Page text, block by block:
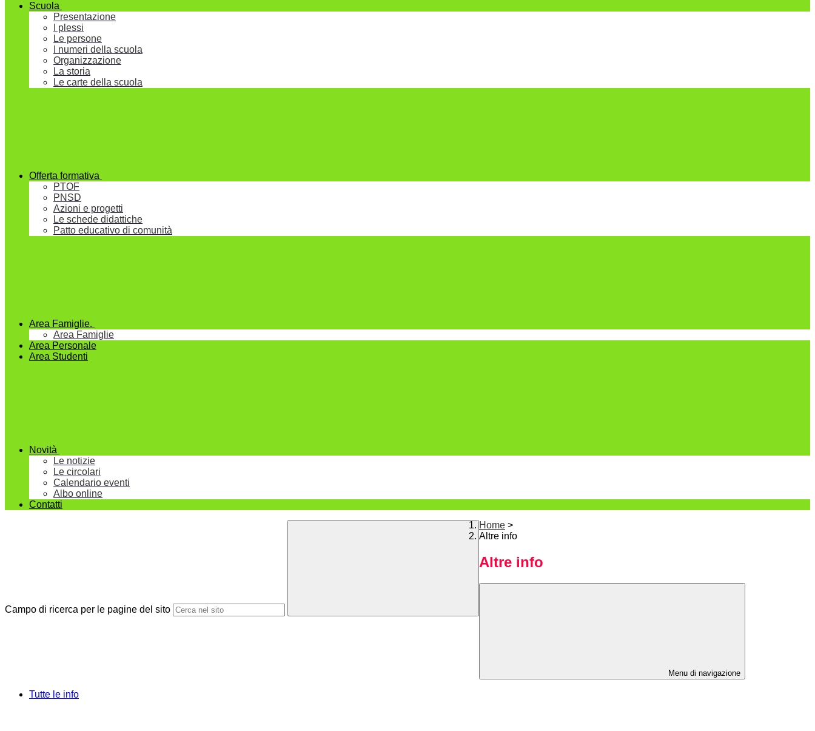
Scuola
Presentazione
I plessi
Le persone
I numeri della scuola
Organizzazione
La storia
Le carte della scuola
Offerta formativa
PTOF
PNSD
Azioni e progetti
Le schede didattiche
Patto educativo di comunità
Area Famiglie.
Area Famiglie
Area Personale
Area Studenti
Novità
Le notizie
Le circolari
Calendario eventi
Albo online
Contatti
Campo di ricerca per le pagine del sito
Home >
Altre info
Altre info
Menu di navigazione
Tutte le info